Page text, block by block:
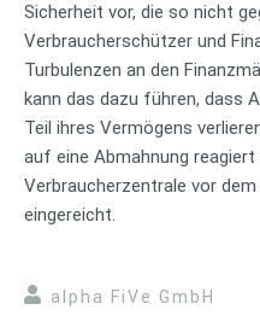
Sicherheit vor, die so nicht
Verbraucherschützer und
Turbulenzen an den
kann das dazu führen, dass
Teil ihres Vermögens
auf eine Abmahnung
Verbraucherzentrale vor
eingereicht.
alpha FiVe GmbH